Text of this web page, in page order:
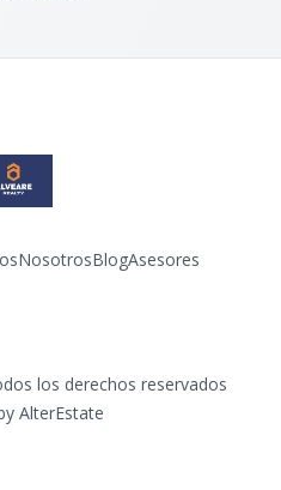
NosotrosBlogAsesores
los derechos reservados
AlterEstate